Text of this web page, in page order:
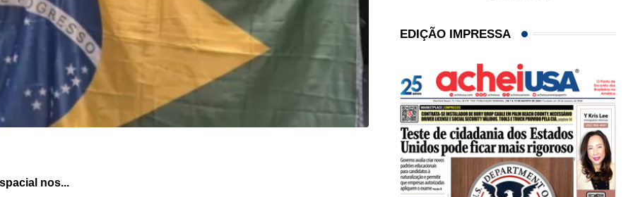
nos...
BRASIL,ESTADOS UNIDOS
Peças de armas saíam da Flórida para o...
EDIÇÃO IMPRESSA